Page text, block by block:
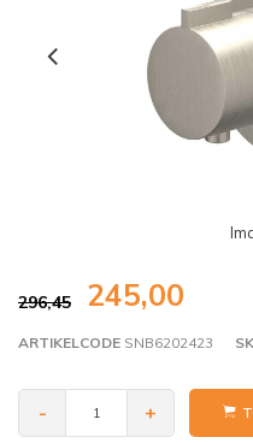
296,45 245,00
ARTIKELCODE SNB6202423
- +